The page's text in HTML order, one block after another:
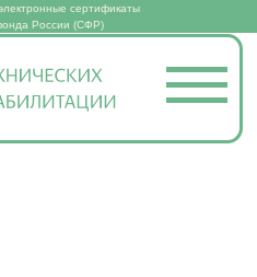
сертификаты
России (СФР)